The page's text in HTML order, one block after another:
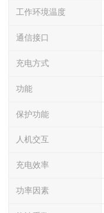
工作环境温度
通信接口
充电方式
功能
保护功能
人机交互
充电效率
功率因素